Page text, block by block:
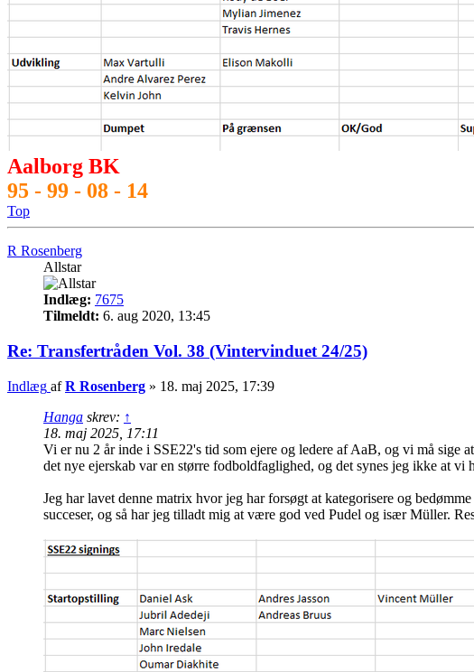
Aalborg BK
95 - 99 - 08 - 14
Top
R Rosenberg
Allstar
Indlæg: 7675
Tilmeldt: 6. aug 2020, 13:45
Re: Transfertråden Vol. 38 (Vintervinduet 24/25)
Indlæg afR Rosenberg » 18. maj 2025, 17:39
Hanga skrev: ↑
18. maj 2025, 17:11
Vi er nu 2 år inde i SSE22's tid som ejere og ledere af AaB, og vi må sige
det nye ejerskab var en større fodboldfaglighed, og det synes jeg ikke at
Jeg har lavet denne matrix hvor jeg har forsøgt at kategorisere og
succeser, og så har jeg tilladt mig at være god ved Pudel og især Müller.